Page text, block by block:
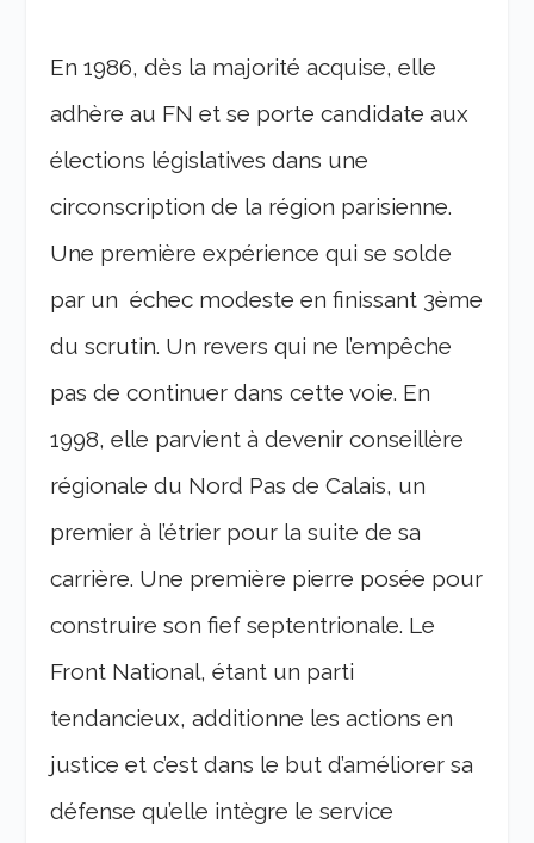
En 1986, dès la majorité acquise, elle
adhère au FN et se porte candidate aux
élections législatives dans une
circonscription de la région parisienne.
Une première expérience qui se solde
par un échec modeste en finissant 3ème
du scrutin. Un revers qui ne l’empêche
pas de continuer dans cette voie. En
1998, elle parvient à devenir conseillère
régionale du Nord Pas de Calais, un
premier à l’étrier pour la suite de sa
carrière. Une première pierre posée pour
construire son fief septentrionale. Le
Front National, étant un parti
tendancieux, additionne les actions en
justice et c’est dans le but d’améliorer sa
défense qu’elle intègre le service